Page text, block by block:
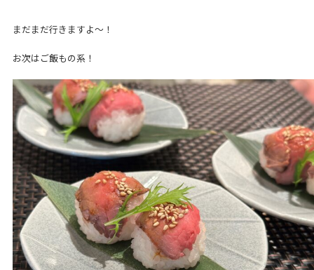
まだまだ行きますよ～！
お次はご飯もの系！